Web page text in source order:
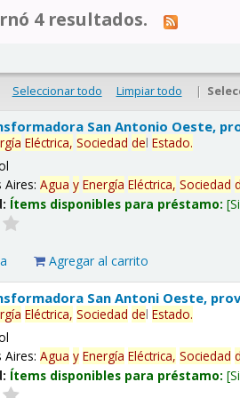
4 resultados.
Seleccionar todo Limpiar todo |
San Antonio Oeste,
Eléctrica, Sociedad delEstado.
Aires:Agua y Energía Eléctrica, Sociedad
Ítems disponibles para préstamo:
Agregar al carrito
San Antoni Oeste,
Eléctrica, Sociedad delEstado.
Aires:Agua y Energía Eléctrica, Sociedad
Ítems disponibles para préstamo: